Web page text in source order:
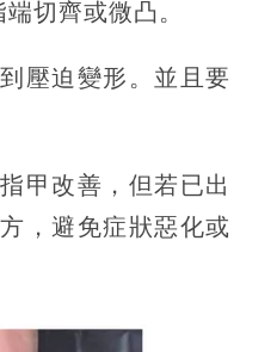
切齊或微凸。
壓迫變形。並且要
甲改善，但若已出
，避免症狀惡化或